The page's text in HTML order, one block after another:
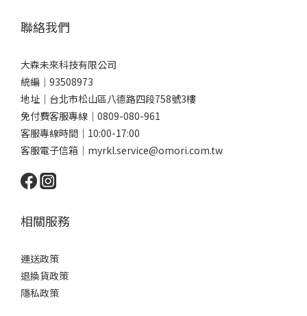
聯絡我們
大森未來科技有限公司
統編｜93508973
地址｜台北市松山區八德路四段758號3樓
免付費客服專線｜0809-080-961
客服專線時間｜10:00-17:00
客服電子信箱｜myrkl.service@omori.com.tw
相關服務
運送政策
退換貨政策
隱私政策